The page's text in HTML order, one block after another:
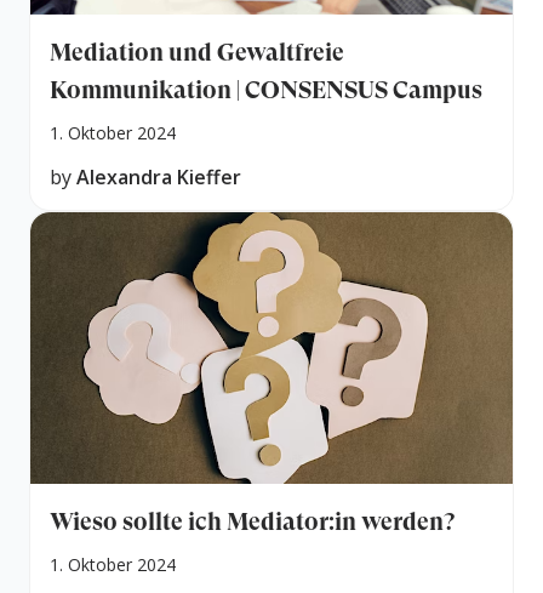
Mediation und Gewaltfreie
Kommunikation | CONSENSUS Campus
1. Oktober 2024
byAlexandra Kieffer
Wieso sollte ich Mediator:in werden?
1. Oktober 2024